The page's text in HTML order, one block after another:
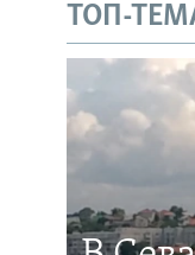
ТОП-